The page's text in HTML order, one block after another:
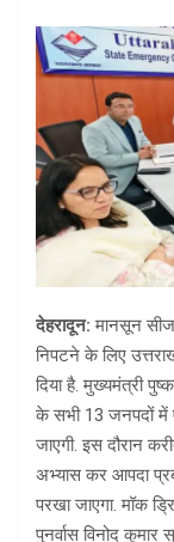
देहरादून:मानसून
निपटने के लिए
दिया है. मुख्यमंत्री
के सभी 13 जनपदों में
जाएगी. इस दौरान
अभ्यास कर आपदा
परखा जाएगा. मॉक
पुनर्वास विनोद